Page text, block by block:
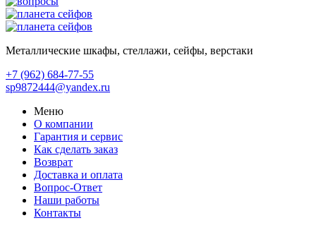
Металлические шкафы, стеллажи, сейфы, верстаки
+7 (962) 684-77-55
sp9872444@yandex.ru
Меню
О компании
Гарантия и сервис
Как сделать заказ
Возврат
Доставка и оплата
Вопрос-Ответ
Наши работы
Контакты